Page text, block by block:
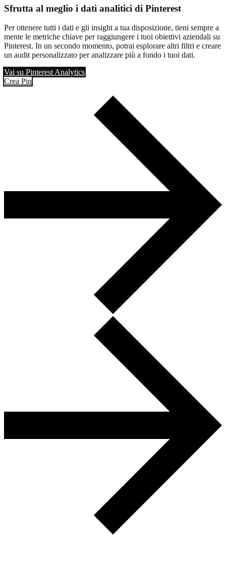
Sfrutta al meglio i dati analitici di Pinterest
Per ottenere tutti i dati e gli insight a tua disposizione, tieni sempre a
mente le metriche chiave per raggiungere i tuoi obiettivi aziendali su
Pinterest. In un secondo momento, potrai esplorare altri filtri e creare
un audit personalizzato per analizzare più a fondo i tuoi dati.
Vai su Pinterest Analytics
Crea Pin